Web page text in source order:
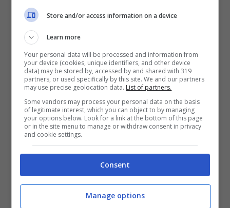
Store and/or access information on a device
Learn more
Your personal data will be processed and information from
your device (cookies, unique identifiers, and other device
data) may be stored by, accessed by and shared with 319
partners, or used specifically by this site. We and our partners
may use precise geolocation data. List of partners.
Some vendors may process your personal data on the basis
of legitimate interest, which you can object to by managing
your options below. Look for a link at the bottom of this page
or in the site menu to manage or withdraw consent in privacy
and cookie settings.
Consent
Manage options